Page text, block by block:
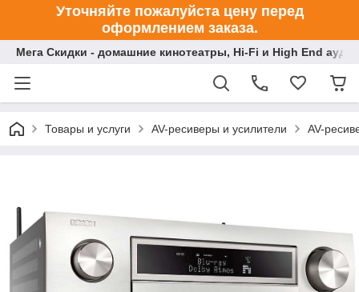
Уточняйте пожалуйста цену перед
оформлением заказа.
Мега Скидки - домашние кинотеатры, Hi-Fi и High End
Товары и услуги AV-ресиверы и усилители AV-